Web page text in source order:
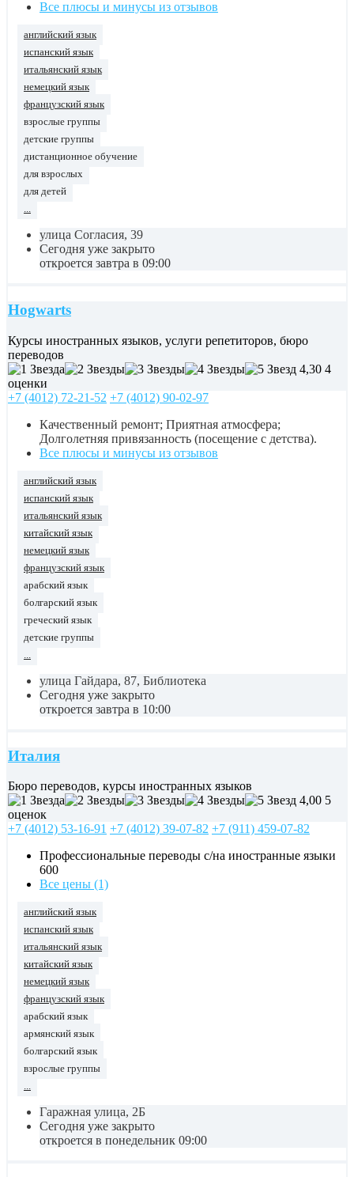
Все плюсы и минусы из отзывов
английский язык
испанский язык
итальянский язык
немецкий язык
французский язык
взрослые группы
детские группы
дистанционное обучение
для взрослых
для детей
...
улица Согласия, 39
Сегодня уже закрыто
откроется завтра в 09:00
Hogwarts
Курсы иностранных языков, услуги репетиторов, бюро
переводов
4,30 4
оценки
+7 (4012) 72-21-52 +7 (4012) 90-02-97
Качественный ремонт; Приятная атмосфера;
Долголетняя привязанность (посещение с детства).
Все плюсы и минусы из отзывов
английский язык
испанский язык
итальянский язык
китайский язык
немецкий язык
французский язык
арабский язык
болгарский язык
греческий язык
детские группы
улица Гайдара, 87, Библиотека
Сегодня уже закрыто
откроется завтра в 10:00
Италия
Бюро переводов, курсы иностранных языков
4,00 5
оценок
+7 (4012) 53-16-91 +7 (4012) 39-07-82 +7 (911) 459-07-82
Профессиональные переводы с/на иностранные языки
600
Все цены (1)
английский язык
испанский язык
итальянский язык
китайский язык
немецкий язык
французский язык
арабский язык
армянский язык
болгарский язык
взрослые группы
...
Гаражная улица, 2Б
Сегодня уже закрыто
откроется в понедельник 09:00